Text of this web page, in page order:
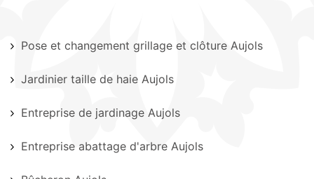
Pose et changement grillage et clôture Aujols
Jardinier taille de haie Aujols
Entreprise de jardinage Aujols
Entreprise abattage d'arbre Aujols